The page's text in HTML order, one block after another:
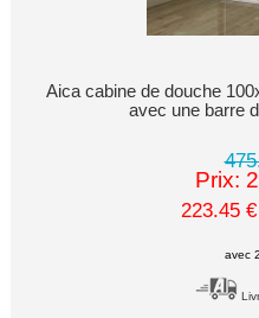
Aica cabine de douche
avec une barre
Prix:
223.45